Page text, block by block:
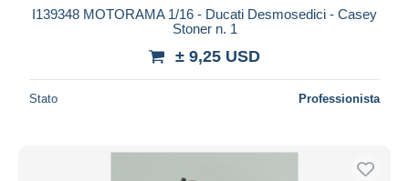
I139348 MOTORAMA 1/16 - Ducati Desmosedici - Casey
Stoner n. 1
± 9,25 USD
Stato Professionista